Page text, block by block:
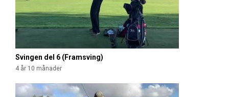
Svingen del 6 (Framsving)
4 år 10 månader